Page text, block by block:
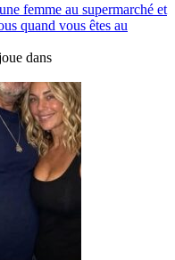
femme au supermarché et
quand vous êtes au
dans